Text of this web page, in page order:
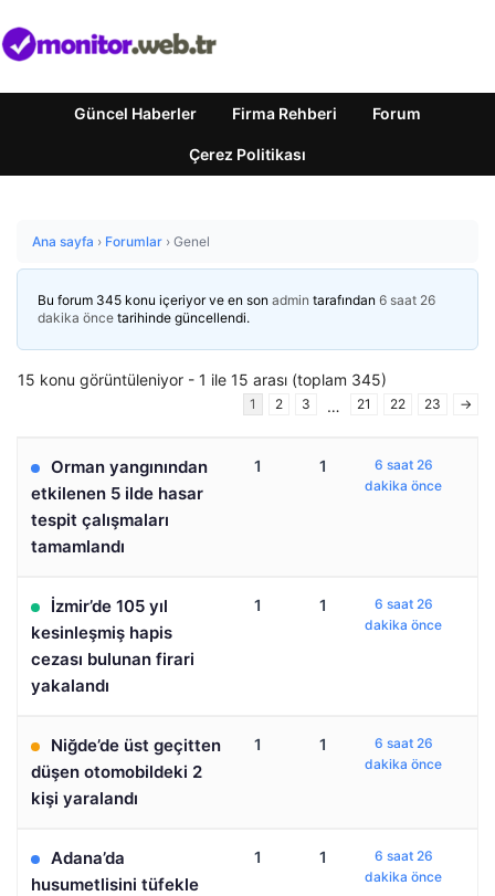
Güncel Haberler Firma Rehberi Forum
Çerez Politikası
Ana sayfa › Forumlar › Genel
Bu forum 345 konu içeriyor ve en son admin tarafından 6 saat 26
dakika önce tarihinde güncellendi.
15 konu görüntüleniyor - 1 ile 15 arası (toplam 345)
1 2 3 … 21 22 23 →
Orman yangınından
etkilenen 5 ilde hasar
tespit çalışmaları
tamamlandı
1 1
6 saat 26
dakika önce
İzmir’de 105 yıl
kesinleşmiş hapis
cezası bulunan firari
yakalandı
1 1
6 saat 26
dakika önce
Niğde’de üst geçitten
düşen otomobildeki 2
kişi yaralandı
1 1
6 saat 26
dakika önce
Adana’da
husumetlisini tüfekle
1 1
6 saat 26
dakika önce